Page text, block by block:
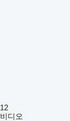
12
비디오